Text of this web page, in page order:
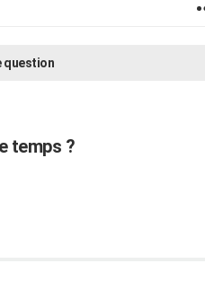
question
temps ?